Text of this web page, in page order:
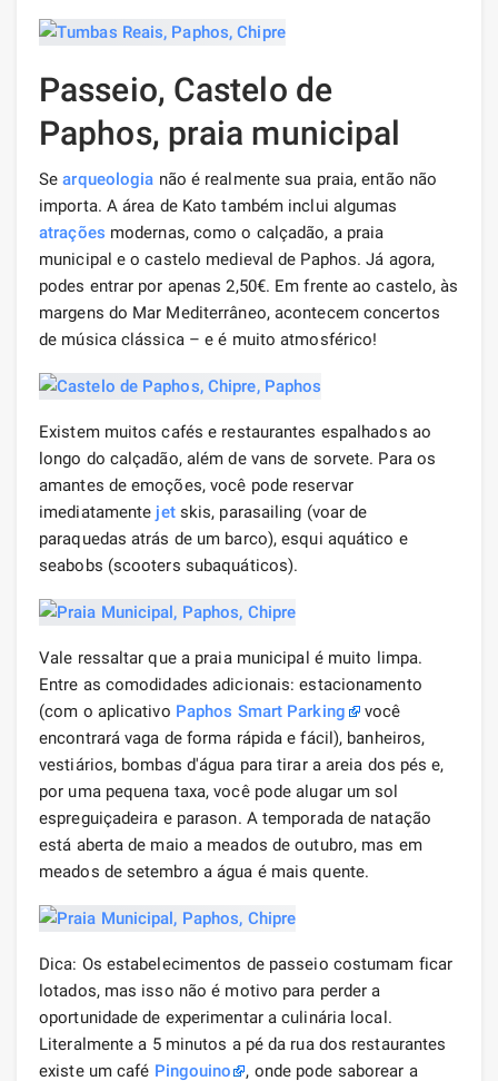
Passeio, Castelo de
Paphos, praia municipal
Searqueologia não é realmente sua praia, então não
importa. A área de Kato também inclui algumas
atrações modernas, como o calçadão, a praia
municipal e o castelo medieval de Paphos. Já agora,
podes entrar por apenas 2,50€. Em frente ao castelo, às
margens do Mar Mediterrâneo, acontecem concertos
de música clássica – e é muito atmosférico!
Existem muitos cafés e restaurantes espalhados ao
longo do calçadão, além de vans de sorvete. Para os
amantes de emoções, você pode reservar
imediatamente jetskis, parasailing (voar de
paraquedas atrás de um barco), esqui aquático e
seabobs (scooters subaquáticos).
Vale ressaltar que a praia municipal é muito limpa.
Entre as comodidades adicionais: estacionamento
(com o aplicativo Paphos Smart Parking
você
encontrará vaga de forma rápida e fácil), banheiros,
vestiários, bombas d'água para tirar a areia dos pés e,
por uma pequena taxa, você pode alugar um sol
espreguiçadeira e parason. A temporada de natação
está aberta de maio a meados de outubro, mas em
meados de setembro a água é mais quente.
Dica: Os estabelecimentos de passeio costumam ficar
lotados, mas isso não é motivo para perder a
oportunidade de experimentar a culinária local.
Literalmente a 5 minutos a pé da rua dos restaurantes
existe um café Pingouino
, onde pode saborear a